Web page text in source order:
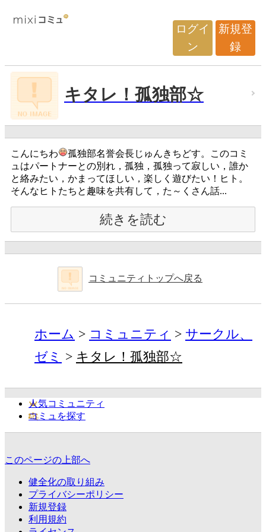
ログイ
ン
新規登
録
キタレ！孤独部☆
こんにちわ
孤独部名誉会長じゅんきちどす。このコミ
ュはパートナーとの別れ，孤独，孤独って寂しい，誰か
と絡みたい，かまってほしい，楽しく遊びたい！ヒト。
そんなヒトたちと趣味を共有して，た～くさん話...
続きを読む
コミュニティトップへ戻る
ホーム コミュニティ
サークル、
ゼミ
キタレ！孤独部☆
人気コミュニティ
コミュを探す
このページの上部へ
健全化の取り組み
プライバシーポリシー
新規登録
利用規約